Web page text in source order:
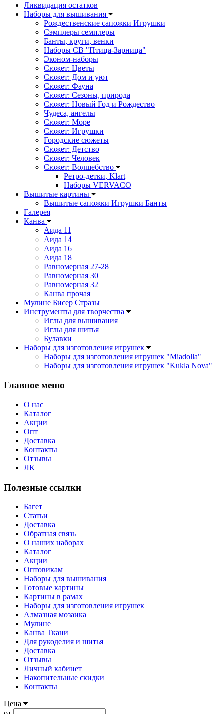
Ликвидация остатков
Наборы для вышивания
Рождественские сапожки Игрушки
Сэмплеры семплеры
Банты, круги, венки
Наборы СВ "Птица-Зарница"
Эконом-наборы
Сюжет: Цветы
Сюжет: Дом и уют
Сюжет: Фауна
Сюжет: Сезоны, природа
Сюжет: Новый Год и Рождество
Чудеса, ангелы
Сюжет: Море
Сюжет: Игрушки
Городские сюжеты
Сюжет: Детство
Сюжет: Человек
Сюжет: Волшебство
Ретро-детки, Klart
Наборы VERVACO
Вышитые картины
Вышитые сапожки Игрушки Банты
Галерея
Канва
Аида 11
Аида 14
Аида 16
Аида 18
Равномерная 27-28
Равномерная 30
Равномерная 32
Канва прочая
Мулине Бисер Стразы
Инструменты для творчества
Иглы для вышивания
Иглы для шитья
Булавки
Наборы для изготовления игрушек
Наборы для изготовления игрушек "Miadolla"
Наборы для изготовления игрушек "Kukla Nova"
Главное меню
О нас
Каталог
Акции
Опт
Доставка
Контакты
Отзывы
ЛК
Полезные ссылки
Багет
Статьи
Доставка
Обратная связь
О наших наборах
Каталог
Акции
Оптовикам
Наборы для вышивания
Готовые картины
Картины в рамах
Наборы для изготовления игрушек
Алмазная мозаика
Мулине
Канва Ткани
Для рукоделия и шитья
Доставка
Отзывы
Личный кабинет
Накопительные скидки
Контакты
Цена